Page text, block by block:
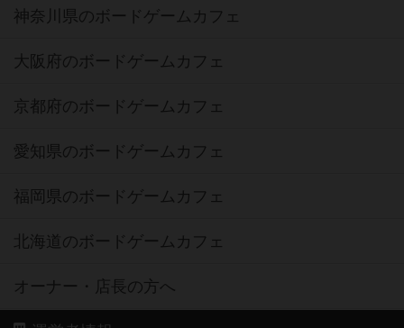
神奈川県のボードゲームカフェ
大阪府のボードゲームカフェ
京都府のボードゲームカフェ
愛知県のボードゲームカフェ
福岡県のボードゲームカフェ
北海道のボードゲームカフェ
オーナー・店長の方へ